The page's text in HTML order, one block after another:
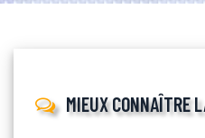
MIEUX CONNAÎTRE